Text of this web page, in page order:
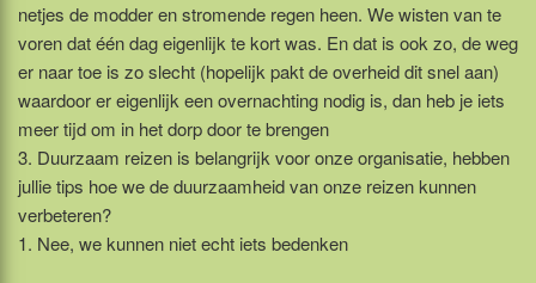
netjes de modder en stromende regen heen. We wisten van te
voren dat één dag eigenlijk te kort was. En dat is ook zo, de weg
er naar toe is zo slecht (hopelijk pakt de overheid dit snel aan)
waardoor er eigenlijk een overnachting nodig is, dan heb je iets
meer tijd om in het dorp door te brengen
3. Duurzaam reizen is belangrijk voor onze organisatie, hebben
jullie tips hoe we de duurzaamheid van onze reizen kunnen
verbeteren?
1. Nee, we kunnen niet echt iets bedenken